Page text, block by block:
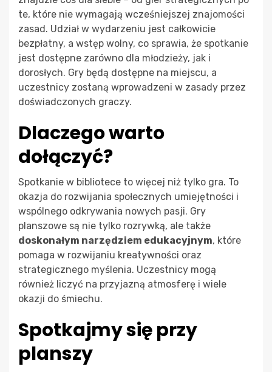
te, które nie wymagają wcześniejszej znajomości
zasad. Udział w wydarzeniu jest całkowicie
bezpłatny, a wstęp wolny, co sprawia, że spotkanie
jest dostępne zarówno dla młodzieży, jak i
dorosłych. Gry będą dostępne na miejscu, a
uczestnicy zostaną wprowadzeni w zasady przez
doświadczonych graczy.
Dlaczego warto
dołączyć?
Spotkanie w bibliotece to więcej niż tylko gra. To
okazja do rozwijania społecznych umiejętności i
wspólnego odkrywania nowych pasji. Gry
planszowe są nie tylko rozrywką, ale także
doskonałym narzędziem edukacyjnym, które
pomaga w rozwijaniu kreatywności oraz
strategicznego myślenia. Uczestnicy mogą
również liczyć na przyjazną atmosferę i wiele
okazji do śmiechu.
Spotkajmy się przy
planszy